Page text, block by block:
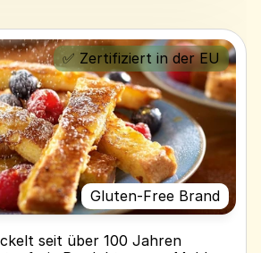
Gluten-Free Brand
✅ Zertifiziert in der EU
seit über 100 Jahren